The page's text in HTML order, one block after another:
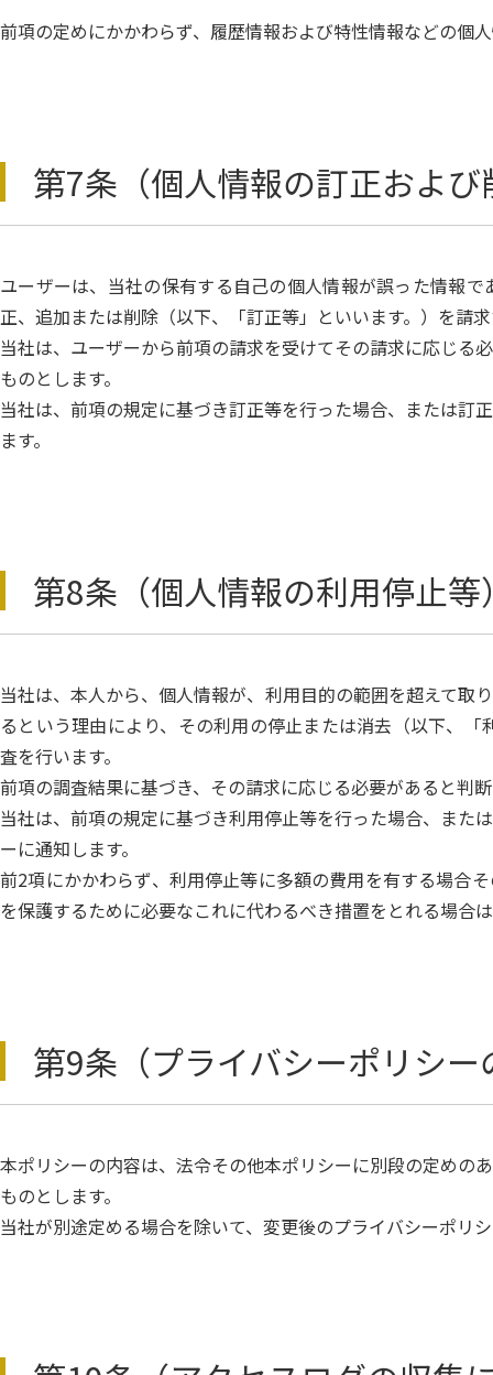
前項の定めにかかわらず、履歴情報および特性情報などの個
第7条（個人情報の訂正および
ユーザーは、当社の保有する自己の個人情報が誤った情報
正、追加または削除（以下、「訂正等」といいます。）を請
当社は、ユーザーから前項の請求を受けてその請求に応じる
ものとします。
当社は、前項の規定に基づき訂正等を行った場合、または訂
ます。
第8条（個人情報の利用停止等
当社は、本人から、個人情報が、利用目的の範囲を超えて取
るという理由により、その利用の停止または消去（以下、
査を行います。
前項の調査結果に基づき、その請求に応じる必要があると判
当社は、前項の規定に基づき利用停止等を行った場合、また
ーに通知します。
前2項にかかわらず、利用停止等に多額の費用を有する場合
を保護するために必要なこれに代わるべき措置をとれる場合
第9条（プライバシーポリシー
本ポリシーの内容は、法令その他本ポリシーに別段の定めの
ものとします。
当社が別途定める場合を除いて、変更後のプライバシーポリ